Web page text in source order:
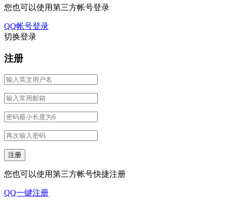
您也可以使用第三方帐号登录
QQ帐号登录
切换登录
注册
您也可以使用第三方帐号快捷注册
QQ一键注册